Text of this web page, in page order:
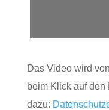
Das Video wird
beim Klick auf
dazu: